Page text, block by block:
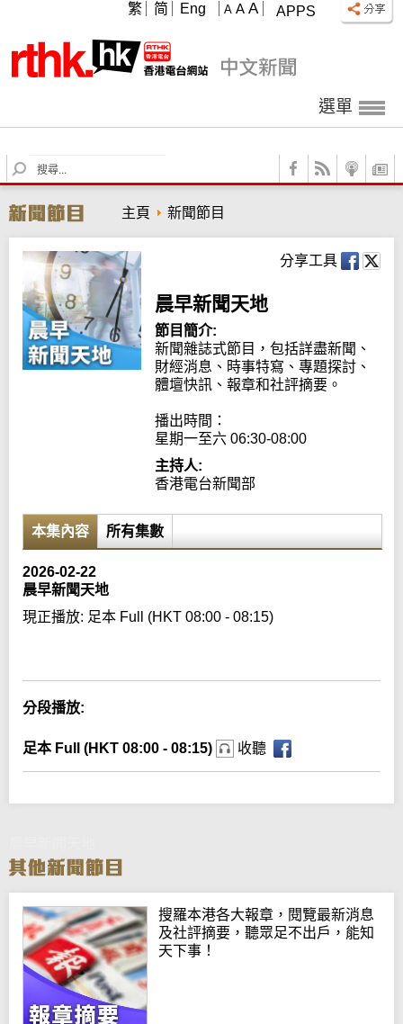
APPS
A A A
繁 简 Eng
選單
S
e
r
c
h
主頁 新聞節目
分享工具
晨早新聞天地
節目簡介:
新聞雜誌式節目，包括詳盡新聞、
財經消息、時事特寫、專題探討、
體壇快訊、報章和社評摘要。
播出時間：
星期一至六 06:30-08:00
主持人:
香港電台新聞部
本集內容 所有集數
2026-02-22
晨早新聞天地
現正播放: 足本 Full (HKT 08:00 - 08:15)
分段播放:
足本 Full (HKT 08:00 - 08:15) 收聽
搜羅本港各大報章，閱覽最新消息
及社評摘要，聽眾足不出戶，能知
天下事！